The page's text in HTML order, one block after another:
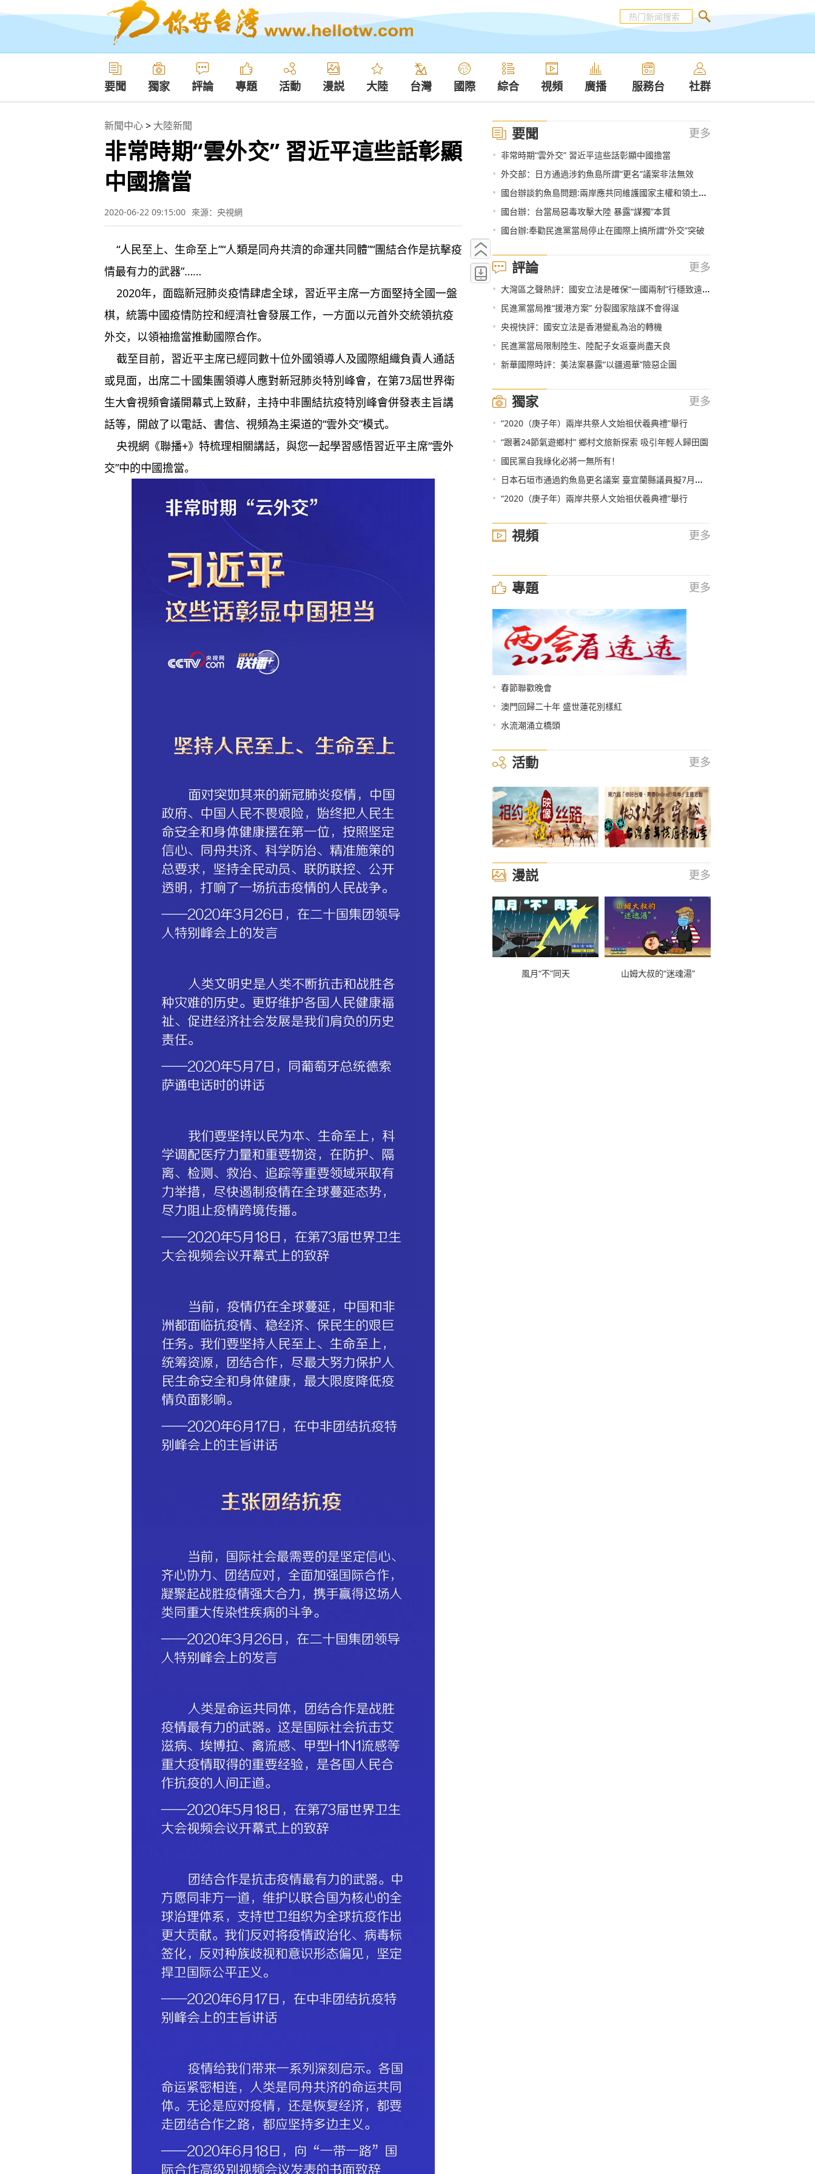
要聞 獨家 評論 專題 活動 漫説 大陸 台灣 國際 綜合 視頻 廣播 服務台 社群
新聞中心> 大陸新聞
非常時期“雲外交” 習近平這些話彰顯
中國擔當
2020-06-22 09:15:00 來源：央視網
“人民至上、生命至上”“人類是同舟共濟的命運共同體”“團結合作是抗擊疫
情最有力的武器”……
2020年，面臨新冠肺炎疫情肆虐全球，習近平主席一方面堅持全國一盤
棋，統籌中國疫情防控和經濟社會發展工作，一方面以元首外交統領抗疫
外交，以領袖擔當推動國際合作。
截至目前，習近平主席已經同數十位外國領導人及國際組織負責人通話
或見面，出席二十國集團領導人應對新冠肺炎特別峰會，在第73屆世界衛
生大會視頻會議開幕式上致辭，主持中非團結抗疫特別峰會併發表主旨講
話等，開啟了以電話、書信、視頻為主渠道的“雲外交”模式。
央視網《聯播+》特梳理相關講話，與您一起學習感悟習近平主席“雲外
交”中的中國擔當。
要聞 更多
• 非常時期“雲外交” 習近平這些話彰顯中國擔當
• 外交部：日方通過涉釣魚島所謂“更名”議案非法無效
• 國台辦談釣魚島問題:兩岸應共同維護國家主權和領土完整
• 國台辦：台當局惡毒攻擊大陸 暴露“謀獨”本質
• 國台辦:奉勸民進黨當局停止在國際上搞所謂“外交”突破
評論 更多
• 大灣區之聲熱評：國安立法是確保“一國兩制”行穩致遠的定海神針
• 民進黨當局推“援港方案” 分裂國家陰謀不會得逞
• 央視快評：國安立法是香港變亂為治的轉機
• 民進黨當局限制陸生、陸配子女返臺尚盡天良
• 新華國際時評：美法案暴露“以疆遏華”險惡企圖
獨家 更多
• “2020（庚子年）兩岸共祭人文始祖伏羲典禮”舉行
• “跟著24節氣遊鄉村” 鄉村文旅新探索 吸引年輕人歸田園
• 國民黨自我綠化必將一無所有！
• 日本石垣市通過釣魚島更名議案 臺宜蘭縣議員擬7月登島保釣
• “2020（庚子年）兩岸共祭人文始祖伏羲典禮”舉行
視頻 更多
專題 更多
• 春節聯歡晚會
• 澳門回歸二十年 盛世蓮花別樣紅
• 水流潮涌立橋頭
活動 更多
漫説 更多
風月“不”同天 山姆大叔的“迷魂湯”